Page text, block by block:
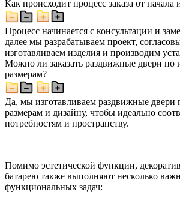
Как происходит процесс заказа от начала
Процесс начинается с консультации и
далее мы разрабатываем проект,
изготавливаем изделия и производим
Можно ли заказать раздвижные двери по
размерам?
Да, мы изготавливаем раздвижные
размерам и дизайну, чтобы идеально
потребностям и пространству.
Помимо эстетической функции,
батарею также выполняют несколько
функциональных задач: